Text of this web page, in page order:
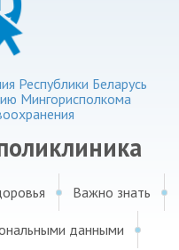
Республики Беларусь
Мингорисполкома
Важно знать
данными